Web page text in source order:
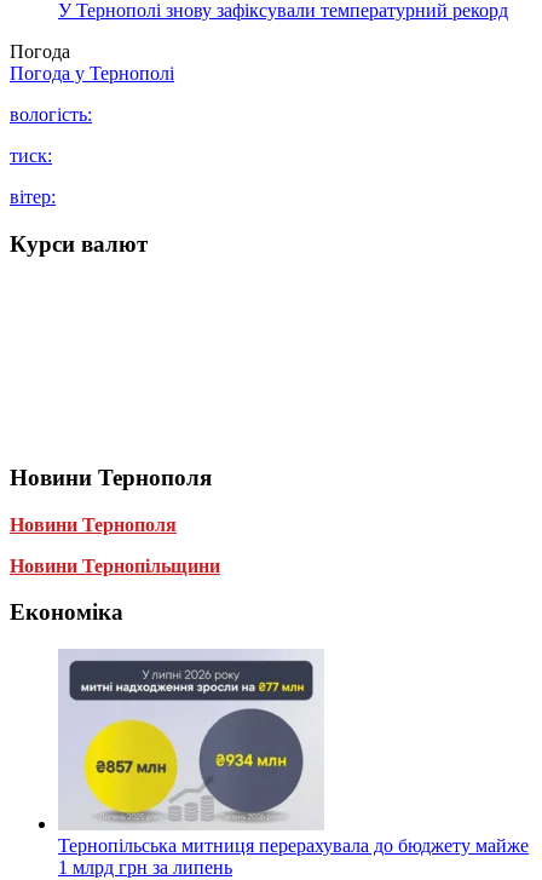
У Тернополі знову зафіксували температурний рекорд
Погода
Погода у Тернополі
вологість:
тиск:
вітер:
Курси валют
Новини Тернополя
Новини Тернополя
Новини Тернопільщини
Економіка
Тернопільська митниця перерахувала до бюджету майже
1 млрд грн за липень